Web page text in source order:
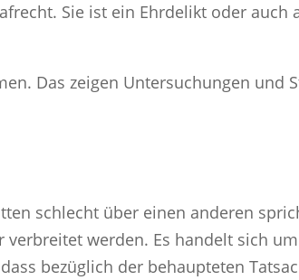
Sie ist ein Ehrdelikt oder auch
Das zeigen Untersuchungen und
schlecht über einen anderen
werden. Es handelt sich
bezüglich der behaupteten